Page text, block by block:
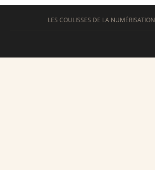
LES COULISSES DE LA NUMÉRISATION